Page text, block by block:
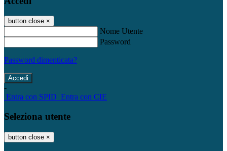
button close ×
Nome Utente
Password
Password dimenticata?
-
Entra con SPID Entra con CIE
Seleziona utente
button close ×